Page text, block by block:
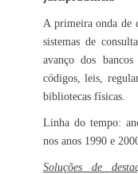
A primeira onda de
sistemas de
avanço dos
códigos, leis,
bibliotecas físicas.
Linha do tempo:
nos anos 1990 e
Soluções de